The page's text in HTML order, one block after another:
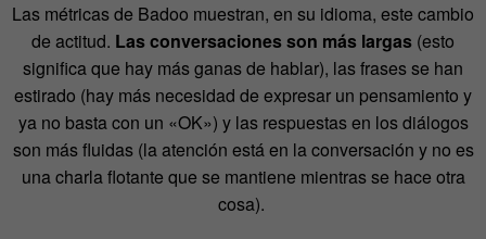
Las métricas de Badoo muestran, en su idioma, este cambio
de actitud. Las conversaciones son más largas (esto
significa que hay más ganas de hablar), las frases se han
estirado (hay más necesidad de expresar un pensamiento y
ya no basta con un «OK») y las respuestas en los diálogos
son más fluidas (la atención está en la conversación y no es
una charla flotante que se mantiene mientras se hace otra
cosa).